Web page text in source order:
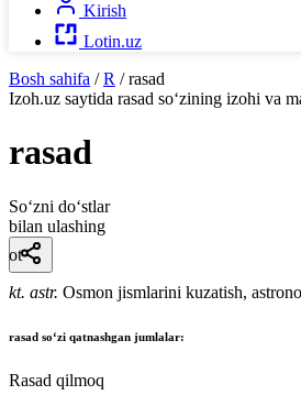
Kirish
Lotin.uz
Bosh sahifa / R / rasad
Izoh.uz saytida rasad so‘zining izohi va
rasad
So‘zni do‘stlar
bilan ulashing
ot
kt. astr. Osmon jismlarini kuzatish,
rasad soʻzi qatnashgan jumlalar:
Rasad qilmoq